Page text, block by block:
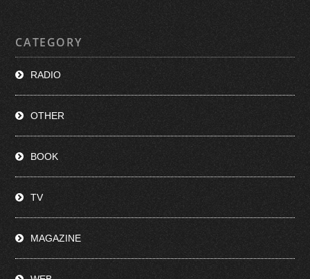
CATEGORY
RADIO
OTHER
BOOK
TV
MAGAZINE